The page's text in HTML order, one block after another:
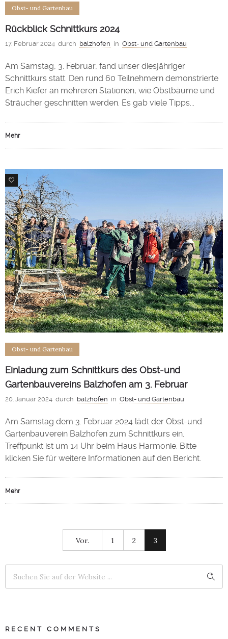
Obst- und Gartenbau
Rückblick Schnittkurs 2024
17. Februar 2024 durch balzhofen in Obst- und Gartenbau
Am Samstag, 3. Februar, fand unser diesjähriger
Schnittkurs statt. Den rund 60 Teilnehmern demonstrierte
Erich Kiefer an mehreren Stationen, wie Obstbäume und
Sträucher geschnitten werden. Es gab viele Tipps...
Mehr
1
Obst- und Gartenbau
Einladung zum Schnittkurs des Obst-und
Gartenbauvereins Balzhofen am 3. Februar
20. Januar 2024 durch balzhofen in Obst- und Gartenbau
Am Samstag dem 3. Februar 2024 lädt der Obst-und
Gartenbauverein Balzhofen zum Schnittkurs ein.
Treffpunkt ist um 14 Uhr beim Haus Harmonie. Bitte
klicken Sie für weitere Informationen auf den Bericht.
Mehr
Vor. 1 2 3
RECENT COMMENTS